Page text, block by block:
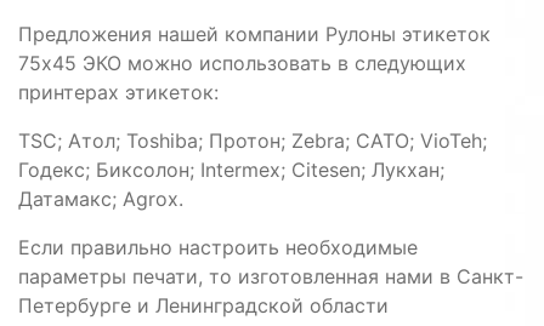
Предложения нашей компании Рулоны этикеток
75х45 ЭКО можно использовать в следующих
принтерах этикеток:
TSС; Атол; Toshiba; Протон; Zebra; САТО; VioTeh;
Годекс; Биксолон; Intermex; Citesen; Лукхан;
Датамакс; Agrox.
Если правильно настроить необходимые
параметры печати, то изготовленная нами в Санкт-
Петербурге и Ленинградской области